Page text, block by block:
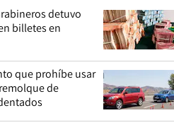
detuvo
billetes en
que prohíbe usar
de